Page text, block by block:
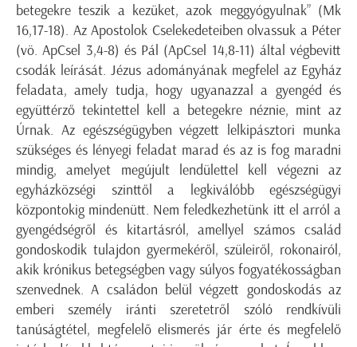
betegekre teszik a kezüket, azok meggyógyulnak” (Mk
16,17-18). Az Apostolok Cselekedeteiben olvassuk a Péter
(vö. ApCsel 3,4-8) és Pál (ApCsel 14,8-11) által végbevitt
csodák leírását. Jézus adományának megfelel az Egyház
feladata, amely tudja, hogy ugyanazzal a gyengéd és
együttérző tekintettel kell a betegekre néznie, mint az
Úrnak. Az egészségügyben végzett lelkipásztori munka
szükséges és lényegi feladat marad és az is fog maradni
mindig, amelyet megújult lendülettel kell végezni az
egyházközségi szinttől a legkiválóbb egészségügyi
központokig mindenütt. Nem feledkezhetünk itt el arról a
gyengédségről és kitartásról, amellyel számos család
gondoskodik tulajdon gyermekéről, szüleiről, rokonairól,
akik krónikus betegségben vagy súlyos fogyatékosságban
szenvednek. A családon belül végzett gondoskodás az
emberi személy iránti szeretetről szóló rendkívüli
tanúságtétel, megfelelő elismerés jár érte és megfelelő